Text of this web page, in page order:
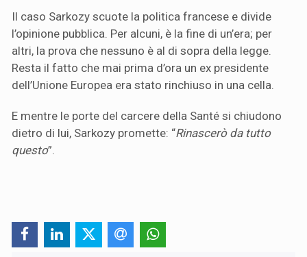
Il caso Sarkozy scuote la politica francese e divide
l’opinione pubblica. Per alcuni, è la fine di un’era; per
altri, la prova che nessuno è al di sopra della legge.
Resta il fatto che mai prima d’ora un ex presidente
dell’Unione Europea era stato rinchiuso in una cella.
E mentre le porte del carcere della Santé si chiudono
dietro di lui, Sarkozy promette: “Rinascerò da tutto
questo”.